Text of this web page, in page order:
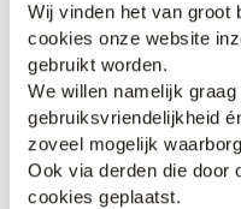
Wij vinden het van groot
cookies onze website
gebruikt worden.
We willen namelijk
gebruiksvriendelijkheid
zoveel mogelijk
Ook via derden die door
cookies geplaatst.